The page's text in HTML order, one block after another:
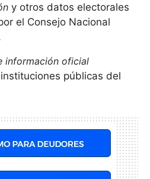
y otros datos electorales
el Consejo Nacional
información oficial
públicas del